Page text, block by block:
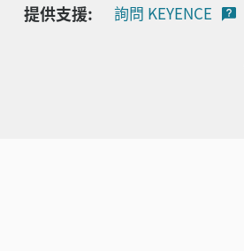
提供支援: 詢問 KEYENCE